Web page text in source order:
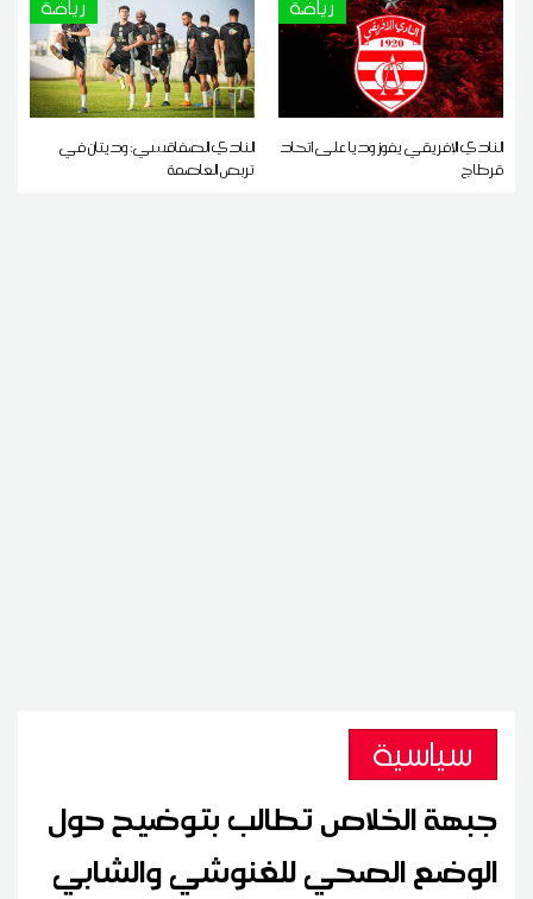
رياضة
النادي الإفريقي يفوز وديا على اتحاد
قرطاج
رياضة
النادي الصفاقسي: وديتان في
تربص العاصمة
سياسية
جبهة الخلاص تطالب بتوضيح حول
الوضع الصحي للغنوشي والشابي